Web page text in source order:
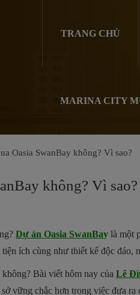
TRANG CHỦ
MARINA CITY
Oasia SwanBay không? Vì sao?
không? Vì sao?
Dự án Oasia SwanBay là một
ích cùng như thiết kế độc đáo,
không? Bài viết hôm nay của Lê
vững chắc hơn trong việc đưa ra